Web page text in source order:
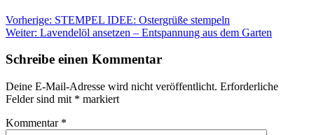
Vorherige: STEMPEL IDEE: Ostergrüße stempeln
Weiter: Lavendelöl ansetzen – Entspannung aus dem Garten
Schreibe einen Kommentar
Deine E-Mail-Adresse wird nicht veröffentlicht. Erforderliche
Felder sind mit * markiert
Kommentar *